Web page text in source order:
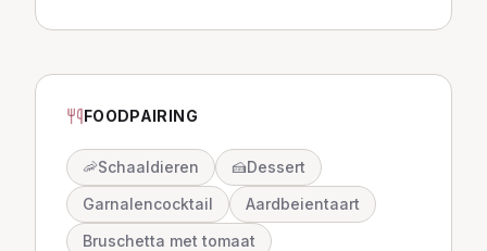
FOODPAIRING
🦐Schaaldieren 🍰Dessert
Garnalencocktail
Aardbeientaart
Bruschetta met tomaat